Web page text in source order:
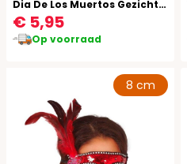
Dia De Los Muertos Gezichtsmasker
€ 5,95
Op voorraad
8 cm